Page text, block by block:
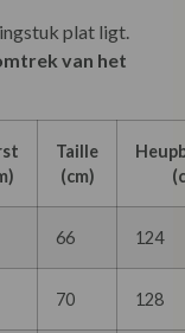
plat ligt.
van het
Taille
(cm)
66 124
70 128